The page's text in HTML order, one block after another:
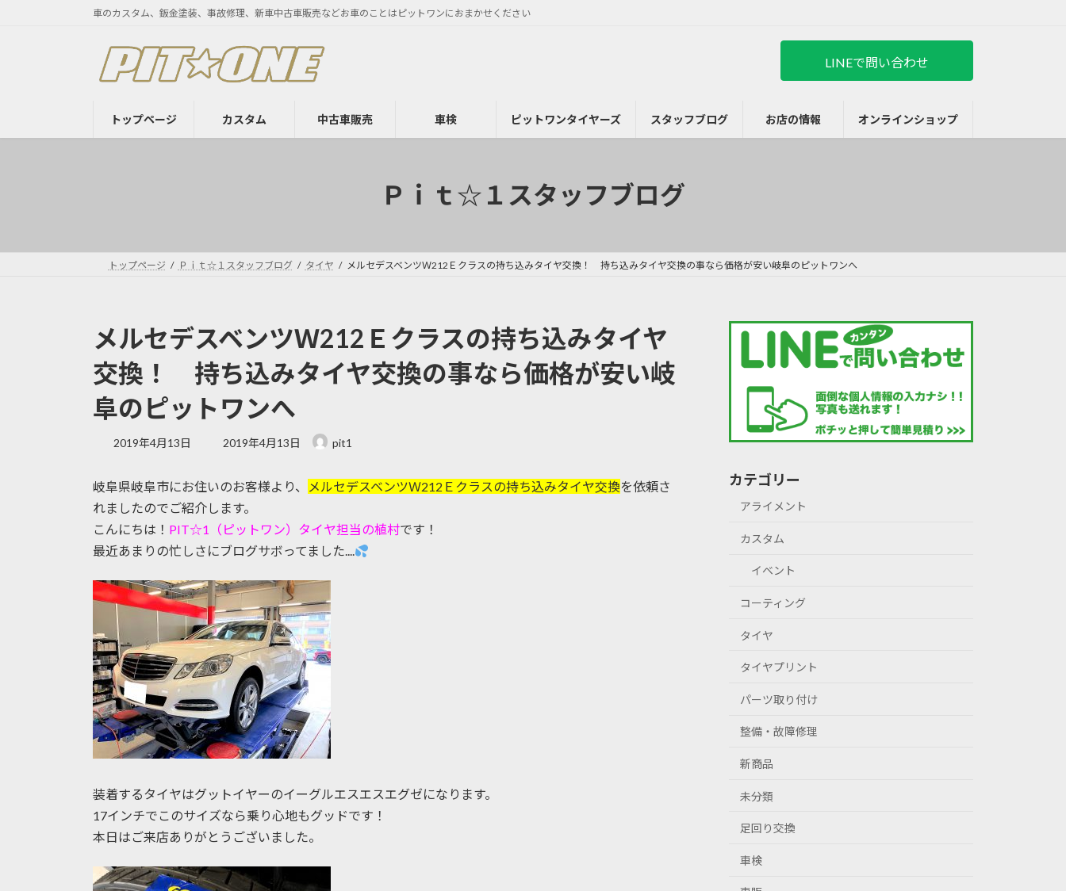
キ
に
車のカスタム、鈑金塗装、事故修理、新車中古車販売などお車のことはピットワンにおまかせください
LINEで問い合わせ
トップページ カスタム 中古車販売 車検 ピットワンタイヤーズ スタッフブログ お店の情報 オンラインショップ
Ｐｉｔ☆１スタッフブログ
トップページ Ｐｉｔ☆１スタッフブログ タイヤ メルセデスベンツＷ212Ｅクラスの持ち込みタイヤ交換！ 持ち込みタイヤ交換の事なら価格が安い岐阜のピットワンへ
メルセデスベンツＷ212Ｅクラスの持ち込みタイヤ
交換！ 持ち込みタイヤ交換の事なら価格が安い岐
阜のピットワンへ
2019年4月13日
最
新
日
:
2019年4月13日 pit1
岐阜県岐阜市にお住いのお客様より、 メルセデスベンツＷ212Ｅクラスの持ち込みタイヤ交換を依頼さ
れましたのでご紹介します。
こんにちは！ PIT☆1（ピットワン）タイヤ担当の植村です！
最近あまりの忙しさにブログサボってました....
装着するタイヤはグットイヤーのイーグルエスエスエグゼになります。
17インチでこのサイズなら乗り心地もグッドです！
本日はご来店ありがとうございました。
カテゴリー
アライメント
カスタム
イベント
コーティング
タイヤ
タイヤプリント
パーツ取り付け
整備・故障修理
新商品
未分類
足回り交換
車検